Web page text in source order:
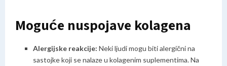
Moguće nuspojave kolagena
Alergijske reakcije: Neki ljudi mogu biti alergični na
sastojke koji se nalaze u kolagenim suplementima. Na